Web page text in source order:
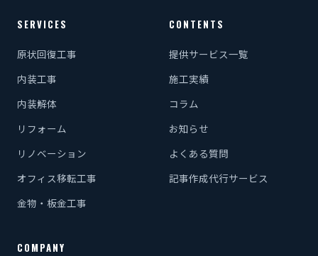
SERVICES
原状回復工事
内装工事
内装解体
リフォーム
リノベーション
オフィス移転工事
金物・板金工事
CONTENTS
提供サービス一覧
施工実績
コラム
お知らせ
よくある質問
記事作成代行サービス
COMPANY